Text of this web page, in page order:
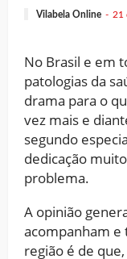
Vilabela Online 21
No Brasil e em
patologias da
drama para o
vez mais e
segundo
dedicação
problema.
A opinião
acompanham e
região é de